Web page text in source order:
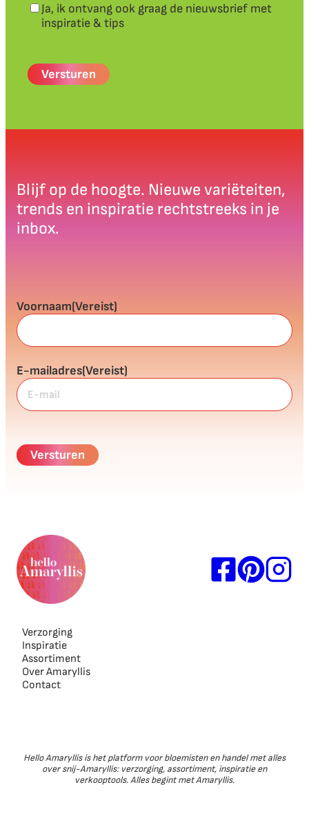
Nieuwsbrief
Ja, ik ontvang ook graag de nieuwsbrief met
inspiratie & tips
Blijf op de hoogte. Nieuwe variëteiten,
trends en inspiratie rechtstreeks in je
inbox.
Voornaam(Vereist)
E-mailadres(Vereist)
Verzorging
Inspiratie
Assortiment
Over Amaryllis
Contact
Hello Amaryllis is het platform voor bloemisten en handel met alles
over snij-Amaryllis: verzorging, assortiment, inspiratie en
verkooptools. Alles begint met Amaryllis.